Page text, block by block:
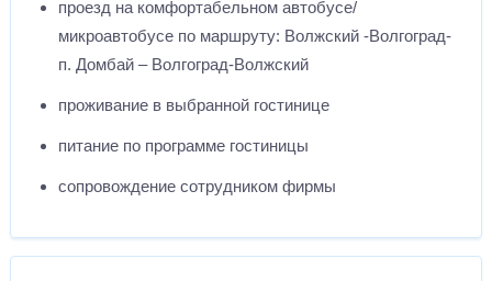
проезд на комфортабельном автобусе/
микроавтобусе по маршруту: Волжский -Волгоград-
п. Домбай – Волгоград-Волжский
проживание в выбранной гостинице
питание по программе гостиницы
сопровождение сотрудником фирмы